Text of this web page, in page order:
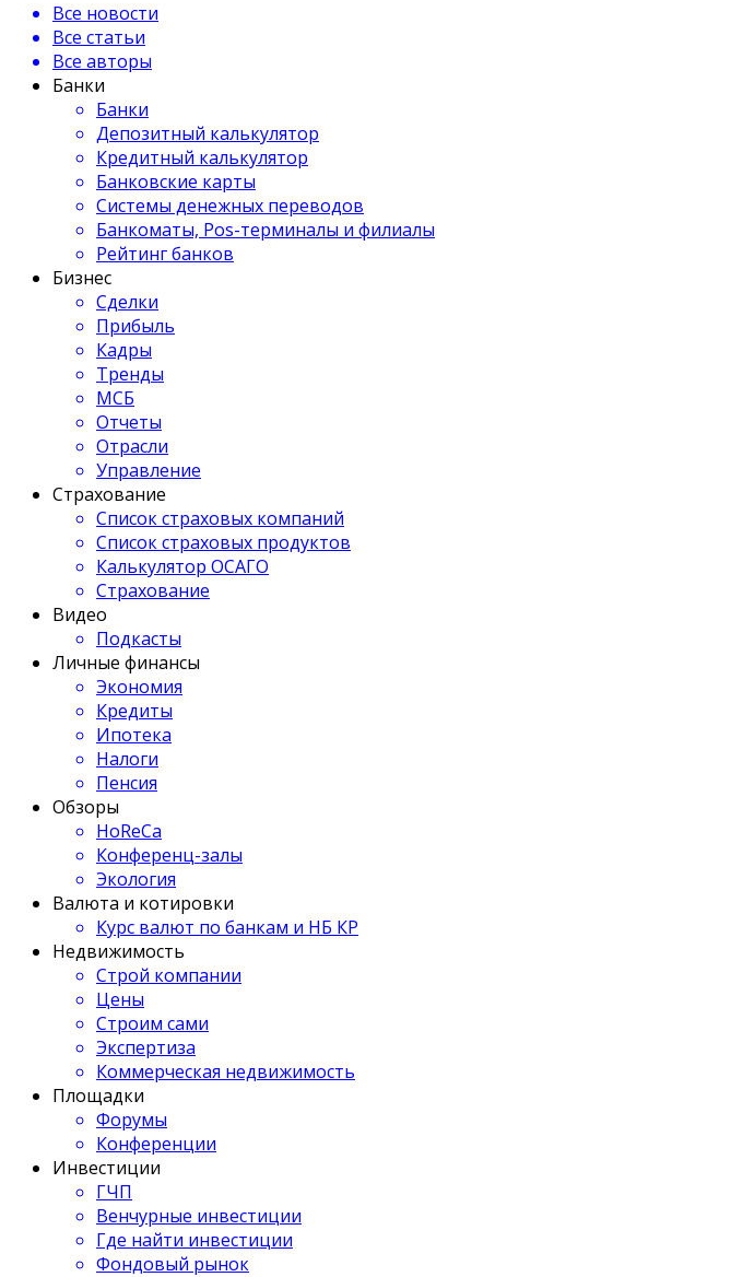
Все новости
Все статьи
Все авторы
Банки
Банки
Депозитный калькулятор
Кредитный калькулятор
Банковские карты
Системы денежных переводов
Банкоматы, Pos-терминалы и филиалы
Рейтинг банков
Бизнес
Сделки
Прибыль
Кадры
Тренды
МСБ
Отчеты
Отрасли
Управление
Страхование
Список страховых компаний
Список страховых продуктов
Калькулятор ОСАГО
Страхование
Видео
Подкасты
Личные финансы
Экономия
Кредиты
Ипотека
Налоги
Пенсия
Обзоры
HoReCa
Конференц-залы
Экология
Валюта и котировки
Курс валют по банкам и НБ КР
Недвижимость
Строй компании
Цены
Строим сами
Экспертиза
Коммерческая недвижимость
Площадки
Форумы
Конференции
Инвестиции
ГЧП
Венчурные инвестиции
Где найти инвестиции
Фондовый рынок